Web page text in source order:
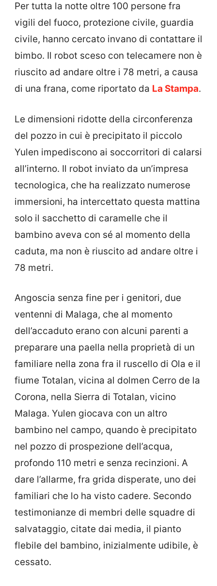
Per tutta la notte oltre 100 persone fra
vigili del fuoco, protezione civile, guardia
civile, hanno cercato invano di contattare il
bimbo. Il robot sceso con telecamere non è
riuscito ad andare oltre i 78 metri, a causa
di una frana, come riportato da La Stampa.
Le dimensioni ridotte della circonferenza
del pozzo in cui è precipitato il piccolo
Yulen impediscono ai soccorritori di calarsi
all’interno. Il robot inviato da un’impresa
tecnologica, che ha realizzato numerose
immersioni, ha intercettato questa mattina
solo il sacchetto di caramelle che il
bambino aveva con sé al momento della
caduta, ma non è riuscito ad andare oltre i
78 metri.
Angoscia senza fine per i genitori, due
ventenni di Malaga, che al momento
dell’accaduto erano con alcuni parenti a
preparare una paella nella proprietà di un
familiare nella zona fra il ruscello di Ola e il
fiume Totalan, vicina al dolmen Cerro de la
Corona, nella Sierra di Totalan, vicino
Malaga. Yulen giocava con un altro
bambino nel campo, quando è precipitato
nel pozzo di prospezione dell’acqua,
profondo 110 metri e senza recinzioni. A
dare l’allarme, fra grida disperate, uno dei
familiari che lo ha visto cadere. Secondo
testimonianze di membri delle squadre di
salvataggio, citate dai media, il pianto
flebile del bambino, inizialmente udibile, è
cessato.